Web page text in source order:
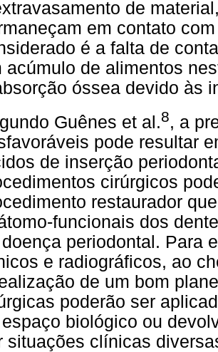
de
em contato
é a falta de
acúmulo de alimentos
óssea devido às
Guênes et al.8, a
pode resultar
de inserção
cirúrgicos
restaurador
funcionais dos
periodontal. Para
e radiográficos, ao
de um bom
poderão ser
biológico ou
situações clínicas